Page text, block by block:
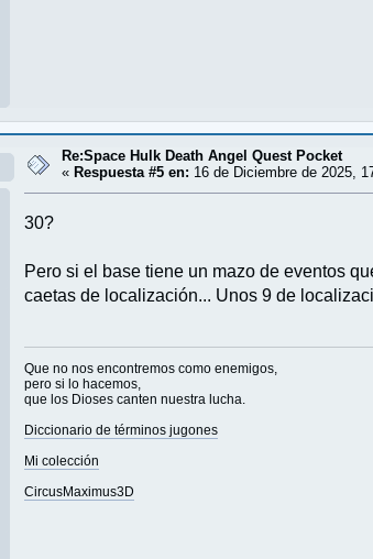
Re:Space Hulk Death Angel Quest Pocket
« Respuesta #5 en: 16 de Diciembre de 2025,
30?
Pero si el base tiene un mazo de eventos
caetas de localización... Unos 9 de
Que no nos encontremos como enemigos,
pero si lo hacemos,
que los Dioses canten nuestra lucha.
Diccionario de términos jugones
Mi colección
CircusMaximus3D